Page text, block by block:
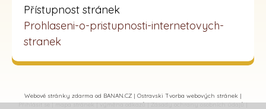
Přístupnost stránek
Prohlaseni-o-pristupnosti-internetovych-
stranek
Webové stránky zdarma od BANAN.CZ | Ostravski Tvorba webových stránek |
Přihlásit se |mapa stránek |výměna odkazů|Zásady ochrany osobních údajů|